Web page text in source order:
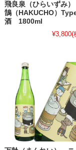
飛良泉（ひらいずみ
鵠（HAKUCHO）
酒 1800ml
¥3,800(